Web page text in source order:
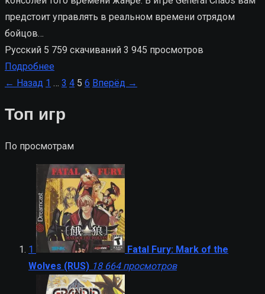
предстоит управлять в реальном времени отрядом
бойцов…
Русский 5 759 скачиваний 3 945 просмотров
Подробнее
Пагинация
← Назад 1 … 3 4 5 6 Вперёд →
Топ игр
По просмотрам
1
Fatal Fury: Mark of the
Wolves (RUS) 18 664 просмотров